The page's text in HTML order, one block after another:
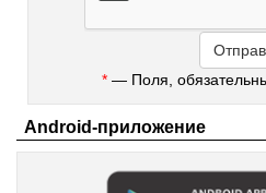
* — Поля,
Android-приложение